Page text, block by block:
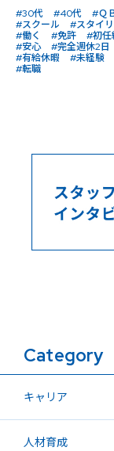
#30代 #40代 #Ｑ
#スクール
#スタイ
#働く
#免許 #初任
#安心
#完全週休2日
#有給休暇
#未経験
#転職
Category
キャリア
人材育成